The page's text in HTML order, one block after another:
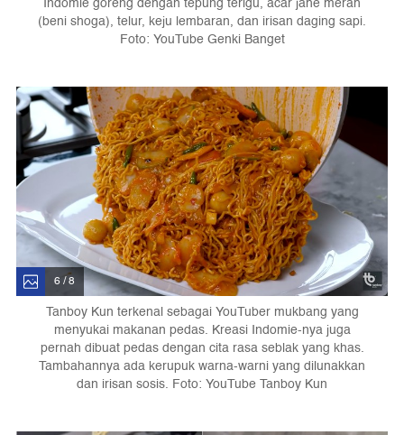
(beni shoga), telur, keju lembaran, dan irisan daging sapi.
Foto: YouTube Genki Banget
6 / 8
Tanboy Kun terkenal sebagai YouTuber mukbang yang
menyukai makanan pedas. Kreasi Indomie-nya juga
pernah dibuat pedas dengan cita rasa seblak yang khas.
Tambahannya ada kerupuk warna-warni yang dilunakkan
dan irisan sosis. Foto: YouTube Tanboy Kun